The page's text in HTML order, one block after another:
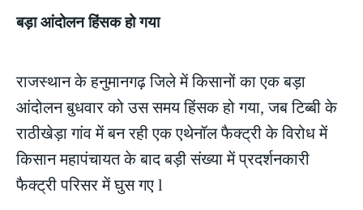
बड़ा आंदोलन हिंसक हो गया
राजस्थान के हनुमानगढ़ जिले में किसानों का एक बड़ा
आंदोलन बुधवार को उस समय हिंसक हो गया, जब टिब्बी के
राठीखेड़ा गांव में बन रही एक एथेनॉल फैक्ट्री के विरोध में
किसान महापंचायत के बाद बड़ी संख्या में प्रदर्शनकारी
फैक्ट्री परिसर में घुस गए l